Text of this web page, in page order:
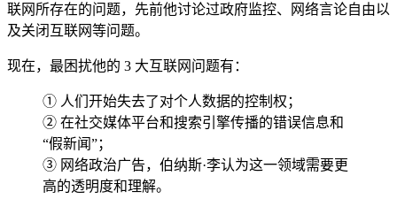
联网所存在的问题，先前他讨论过政府监控、网络言论自由以
及关闭互联网等问题。
现在，最困扰他的 3 大互联网问题有：
① 人们开始失去了对个人数据的控制权；
② 在社交媒体平台和搜索引擎传播的错误信息和
“假新闻”；
③ 网络政治广告，伯纳斯·李认为这一领域需要更
高的透明度和理解。